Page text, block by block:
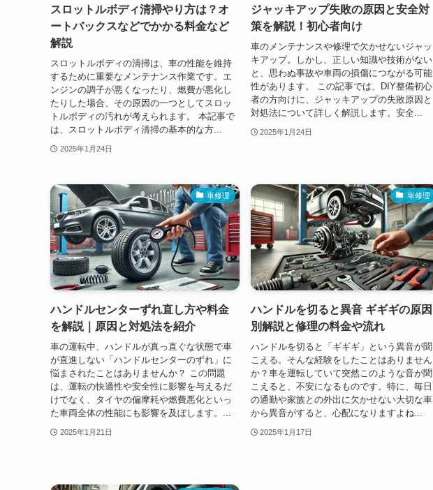
スロットルボディ清掃やり方は？オ
ートバックスなどでかかる料金など
解説
スロットルボディの清掃は、車の性能を維持
するために重要なメンテナンス作業です。エ
ンジンの調子が悪くなったり、燃費が悪化し
たりした場合、その原因の一つとしてスロッ
トルボディの汚れが考えられます。 本記事で
は、スロットルボディ清掃の基本的な方...
2025年1月24日
ジャッキアップ失敗の原因と安全対
策を解説！初心者向け
車のメンテナンスや修理で欠かせないジャッ
キアップ。しかし、正しい知識や技術がない
と、思わぬ事故や車両の損傷につながる可能
性があります。 この記事では、DIY整備初心
者の方向けに、ジャッキアップの失敗原因と
対処法について詳しく解説します。安全...
2025年1月24日
車修理
ハンドルセンターずれ直し方や料金
を解説｜原因と対処法を紹介
車の運転中、ハンドルが真っ直ぐな状態で車
が直進しない「ハンドルセンターのずれ」に
悩まされたことはありませんか？ この問題
は、運転の快適性や安全性に影響を与えるだ
けでなく、タイヤの偏摩耗や燃費悪化といっ
た車両全体の性能にも影響を及ぼします。...
2025年1月21日
車修理
ハンドルを切ると異音 ギギギの原因
別解説と修理の料金や流れ
ハンドルを切ると「ギギギ」という異音が聞
こえる。そんな経験をしたことはありません
か？車を運転していて突然このような音が聞
こえると、不安になるものです。特に、毎日
の通勤や家族との外出に欠かせない大切な車
から異音がすると、心配になりますよね...
2025年1月17日